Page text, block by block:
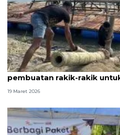
Warga terdampak bencana
pembuatan rakik-rakik
19 Maret 2026